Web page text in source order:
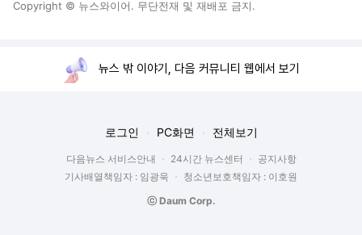
Copyright © 뉴스와이어. 무단전재 및 재배포 금지.
뉴스 밖 이야기, 다음 커뮤니티 웹에서 보기
로그인 PC화면 전체보기
다음뉴스 서비스안내 24시간 뉴스센터
공지사항
기사배열책임자 : 임광욱
청소년보호책임자 : 이호원
ⓒ Daum Corp.